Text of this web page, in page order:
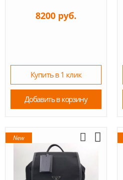
8200 руб.
Купить в 1 клик
Добавить в корзину
New